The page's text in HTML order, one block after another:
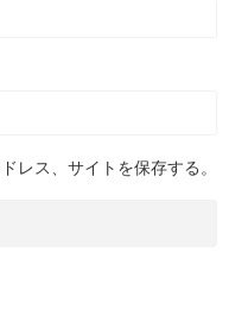
レス、サイトを保存する。